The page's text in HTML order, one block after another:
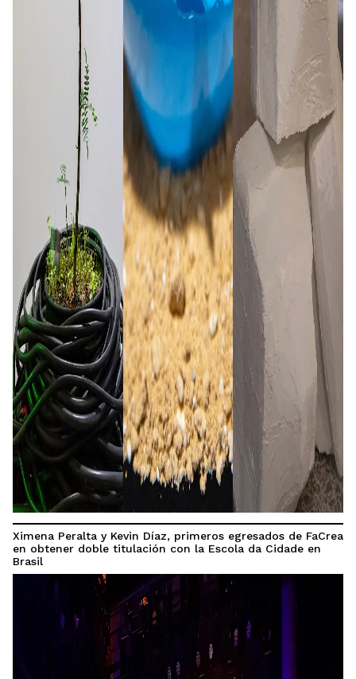
Ximena Peralta y Kevin Díaz, primeros egresados de FaCrea
en obtener doble titulación con la Escola da Cidade en
Brasil